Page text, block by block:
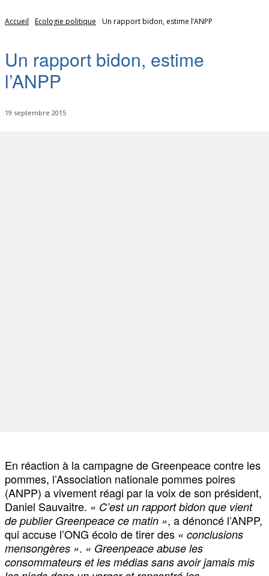
Accueil Ecologie politique Un rapport bidon, estime l’ANPP
Un rapport bidon, estime
l’ANPP
19 septembre 2015
En réaction à la campagne de Greenpeace contre les
pommes, l’Association nationale pommes poires
(ANPP) a vivement réagi par la voix de son président,
Daniel Sauvaitre. « C’est un rapport bidon que vient
de publier Greenpeace ce matin », a dénoncé l’ANPP,
qui accuse l’ONG écolo de tirer des « conclusions
mensongères ». « Greenpeace abuse les
consommateurs et les médias sans avoir jamais mis